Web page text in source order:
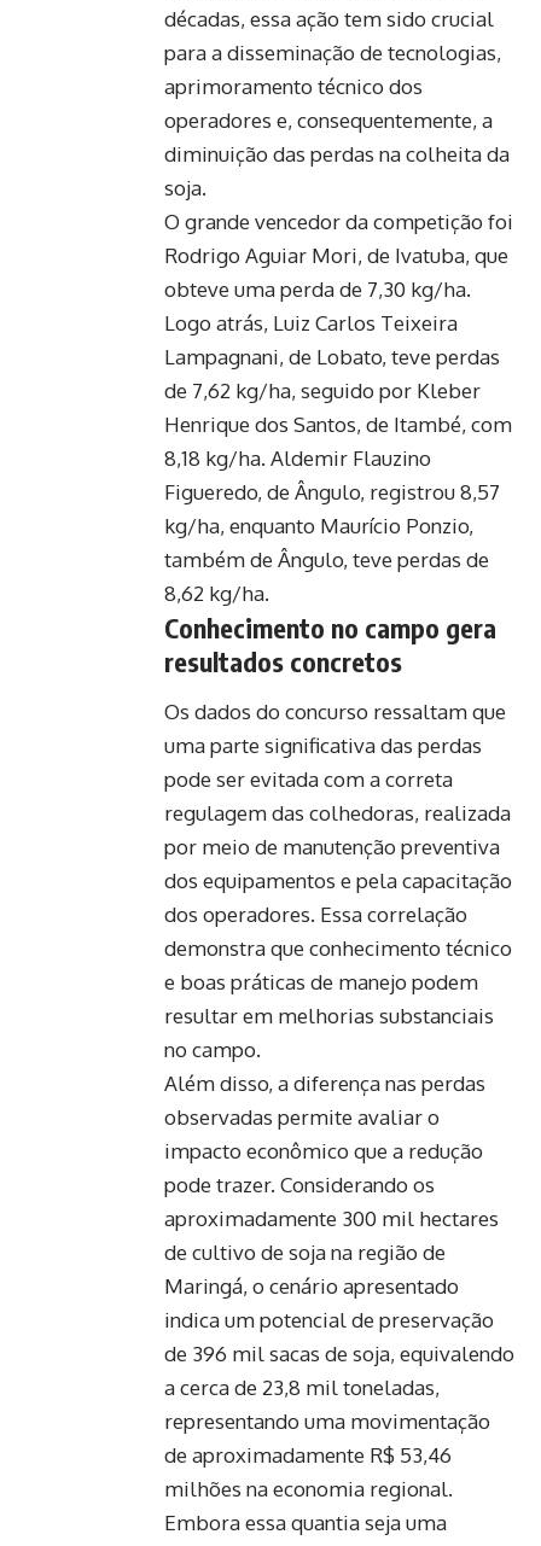
décadas, essa ação tem sido crucial
para a disseminação de tecnologias,
aprimoramento técnico dos
operadores e, consequentemente, a
diminuição das perdas na colheita da
soja.
O grande vencedor da competição foi
Rodrigo Aguiar Mori, de Ivatuba, que
obteve uma perda de 7,30 kg/ha.
Logo atrás, Luiz Carlos Teixeira
Lampagnani, de Lobato, teve perdas
de 7,62 kg/ha, seguido por Kleber
Henrique dos Santos, de Itambé, com
8,18 kg/ha. Aldemir Flauzino
Figueredo, de Ângulo, registrou 8,57
kg/ha, enquanto Maurício Ponzio,
também de Ângulo, teve perdas de
8,62 kg/ha.
Conhecimento no campo gera
resultados concretos
Os dados do concurso ressaltam que
uma parte significativa das perdas
pode ser evitada com a correta
regulagem das colhedoras, realizada
por meio de manutenção preventiva
dos equipamentos e pela capacitação
dos operadores. Essa correlação
demonstra que conhecimento técnico
e boas práticas de manejo podem
resultar em melhorias substanciais
no campo.
Além disso, a diferença nas perdas
observadas permite avaliar o
impacto econômico que a redução
pode trazer. Considerando os
aproximadamente 300 mil hectares
de cultivo de soja na região de
Maringá, o cenário apresentado
indica um potencial de preservação
de 396 mil sacas de soja, equivalendo
a cerca de 23,8 mil toneladas,
representando uma movimentação
de aproximadamente R$ 53,46
milhões na economia regional.
Embora essa quantia seja uma